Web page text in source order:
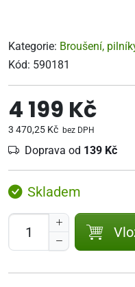
Kategorie: Broušení,
Kód: 590181
4 199 Kč
3 470,25 Kč bez DPH
Doprava od 139 Kč
Skladem